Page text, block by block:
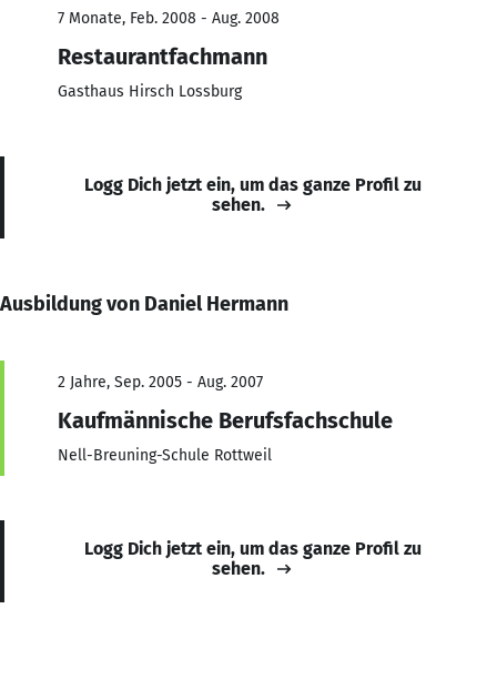
7 Monate, Feb. 2008 - Aug. 2008
Restaurantfachmann
Gasthaus Hirsch Lossburg
Logg Dich jetzt ein, um das ganze Profil zu
sehen.
Ausbildung von Daniel Hermann
2 Jahre, Sep. 2005 - Aug. 2007
Kaufmännische Berufsfachschule
Nell-Breuning-Schule Rottweil
Logg Dich jetzt ein, um das ganze Profil zu
sehen.